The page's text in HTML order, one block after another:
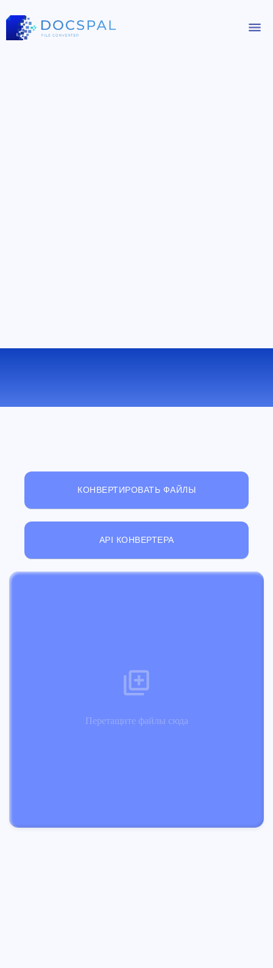
КОНВЕРТИРОВАТЬ ФАЙЛЫ
API КОНВЕРТЕРА
Перетащите файлы сюда